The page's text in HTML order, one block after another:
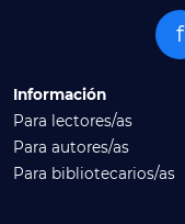
f
Información
Para lectores/as
Para autores/as
Para bibliotecarios/as